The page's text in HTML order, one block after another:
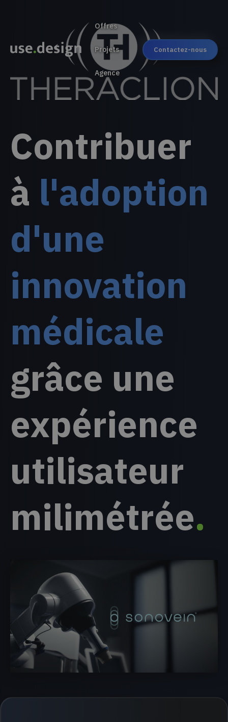
Offres
Projets
Agence
Contactez-nous
Contribuer
à l'adoption
d'une
innovation
médicale
grâce une
expérience
utilisateur
milimétrée.